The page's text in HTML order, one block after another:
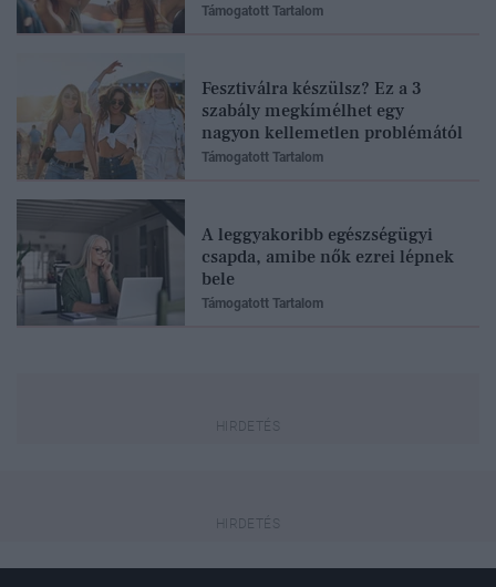
Támogatott Tartalom
Fesztiválra készülsz? Ez a 3
szabály megkímélhet egy
nagyon kellemetlen problémától
Támogatott Tartalom
A leggyakoribb egészségügyi
csapda, amibe nők ezrei lépnek
bele
Támogatott Tartalom